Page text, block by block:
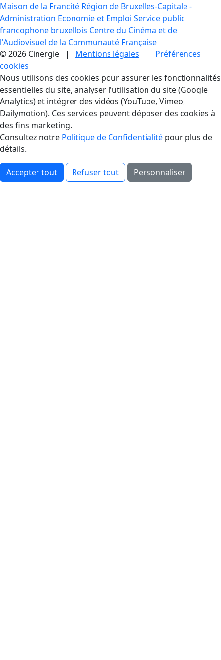
Maison de la Francité Région de Bruxelles-Capitale -
Administration Economie et Emploi Service public
francophone bruxellois Centre du Cinéma et de
l'Audiovisuel de la Communauté Française
© 2026 Cinergie | Mentions légales | Préférences
cookies
Gestion des Cookies
Nous utilisons des cookies pour assurer les fonctionnalités
essentielles du site, analyser l'utilisation du site (Google
Analytics) et intégrer des vidéos (YouTube, Vimeo,
Dailymotion). Ces services peuvent déposer des cookies à
des fins marketing.
Consultez notre Politique de Confidentialité pour plus de
détails.
Accepter tout Refuser tout Personnaliser